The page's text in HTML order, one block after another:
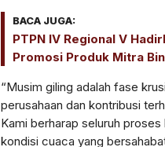
BACA JUGA:
PTPN IV Regional V
Promosi Produk Mitra
“Musim giling adalah fase
perusahaan dan kontribusi
Kami berharap seluruh
kondisi cuaca yang